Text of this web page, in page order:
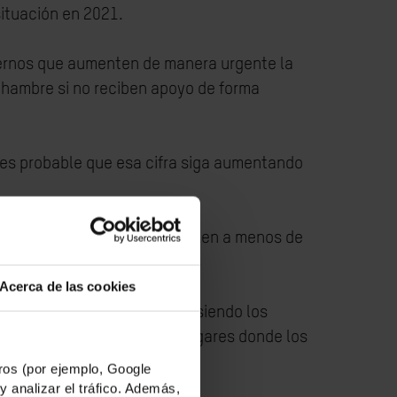
Acerca de las cookies
(por ejemplo, Google
analizar el tráfico. Además,
en 2021.
que aumenten de manera urgente la
si no reciben apoyo de forma
probable que esa cifra siga aumentando
contra el hambre equivalen a menos de
, el principal factor siguen siendo los
son algunos de los lugares donde los